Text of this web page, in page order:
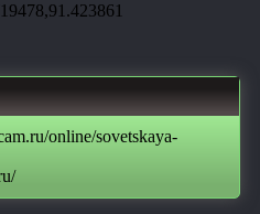
online/sovetskaya-